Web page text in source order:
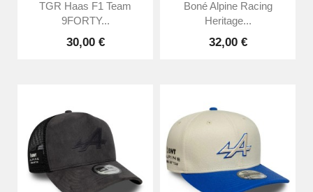
TGR Haas F1 Team
9FORTY...
30,00 €
Boné Alpine Racing
Heritage...
32,00 €